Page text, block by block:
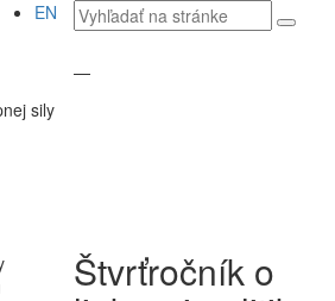
EN
Vyhľadávaný
text
—
sily
Štvrťročník o